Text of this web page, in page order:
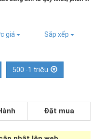
giá Sắp xếp
500 -1 triệu
Đặt mua